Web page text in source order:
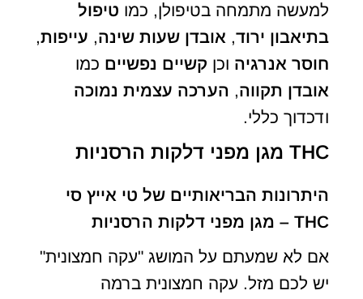
למעשה מתמחה בטיפולן, כמו טיפול
בתיאבון ירוד, אובדן שעות שינה, עייפות,
חוסר אנרגיה וכן קשיים נפשיים כמו
אובדן תקווה, הערכה עצמית נמוכה
ודכדוך כללי.
THC מגן מפני דלקות הרסניות
היתרונות הבריאותיים של טי אייץ סי
THC – מגן מפני דלקות הרסניות
אם לא שמעתם על המושג "עקה חמצונית"
יש לכם מזל. עקה חמצונית ברמה